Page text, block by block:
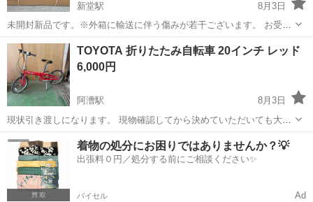
新堂駅
8月3日
未開封新品です。※外箱に輸送に伴う傷みが若干ございます。 お受け
取りに来ていただける方限定で販売させて頂いております。 受け渡し
場所:三重県伊賀市甲野1033-325 アイルズジャパン株式会社 【商品紹
介】 キャプテンスタ...
三重 伊賀市 ロードバイク
TOYOTA 折りたたみ自転車 20インチ レッド
6,000円
阿漕駅
8月3日
現状引き渡しになります。 現物確認してから決めていただいても大丈
夫です。
三重 阿漕駅 折りたたみ自転車 20インチ
着物の処分にお困りではありませんか？💡
出張料０円／処分する前にご相談ください✨
バイセル Ad